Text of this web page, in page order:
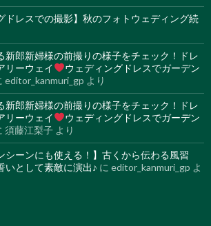
ドレスでの撮影】秋のフォトウェディング続
新郎新婦様の前撮りの様子をチェック！ドレ
リーウェイ
ウェディングドレスでガーデン
editor_kanmuri_gp より
新郎新婦様の前撮りの様子をチェック！ドレ
リーウェイ
ウェディングドレスでガーデン
須藤江梨子 より
シーンにも使える！】古くから伝わる風習
いとして素敵に演出♪ に editor_kanmuri_gp よ